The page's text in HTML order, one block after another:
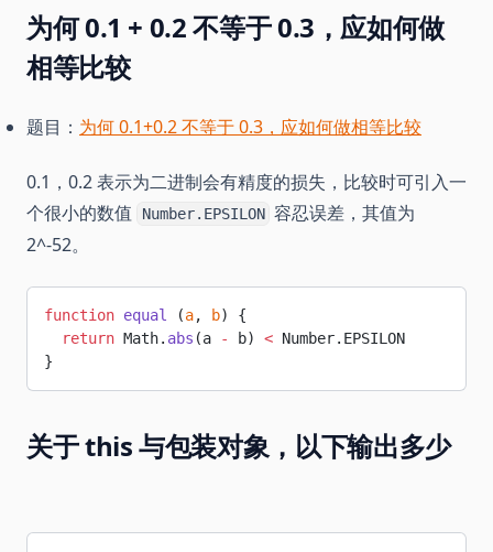
为何 0.1 + 0.2 不等于 0.3，应如何做
相等比较
题目： 为何 0.1+0.2 不等于 0.3，应如何做相等比较
0.1，0.2 表示为二进制会有精度的损失，比较时可引入一
个很小的数值
Number.EPSILON 容忍误差，其值为
2^-52。
function equal (a, b) {
  return
Math. abs (a - b) < Number.EPSILON
}
关于 this 与包装对象，以下输出多少